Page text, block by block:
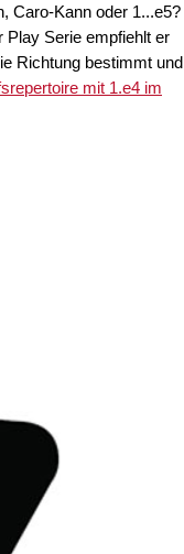
Caro-Kann oder 1...e5?
Play Serie empfiehlt er
Richtung bestimmt und
mit 1.e4 im